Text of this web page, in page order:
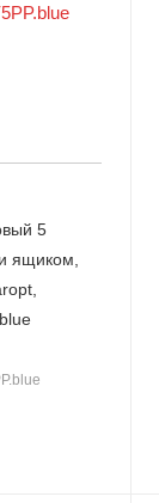
5
ящиком,